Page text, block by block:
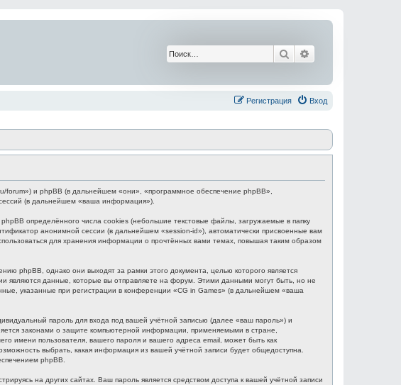
Поиск
Вход
Регистрация
и phpBB (в дальнейшем «они», «программное обеспечение phpBB»,
(в дальнейшем «ваша информация»).
определённого числа cookies (небольшие текстовые файлы, загружаемые в папку
анонимной сессии (в дальнейшем «session-id»), автоматически присвоенные вам
для хранения информации о прочтённых вами темах, повышая таким образом
phpBB, однако они выходят за рамки этого документа, целью которого является
являются данные, которые вы отправляете на форум. Этими данными могут быть, но не
указанные при регистрации в конференции «CG in Games» (в дальнейшем «ваша
пароль для входа под вашей учётной записью (далее «ваш пароль») и
законами о защите компьютерной информации, применяемыми в стране,
имени пользователя, вашего пароля и вашего адреса email, может быть как
выбрать, какая информация из вашей учётной записи будет общедоступна.
phpBB.
на других сайтах. Ваш пароль является средством доступа к вашей учётной записи